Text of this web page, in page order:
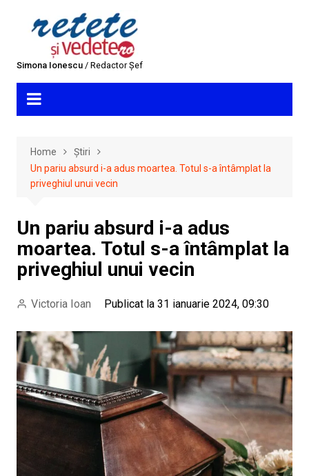
Simona Ionescu/ Redactor Șef
Home
Știri
Un pariu absurd i-a adus moartea. Totul s-a întâmplat la
priveghiul unui vecin
Un pariu absurd i-a adus
moartea. Totul s-a întâmplat la
priveghiul unui vecin
Victoria Ioan Publicat la 31 ianuarie 2024, 09:30